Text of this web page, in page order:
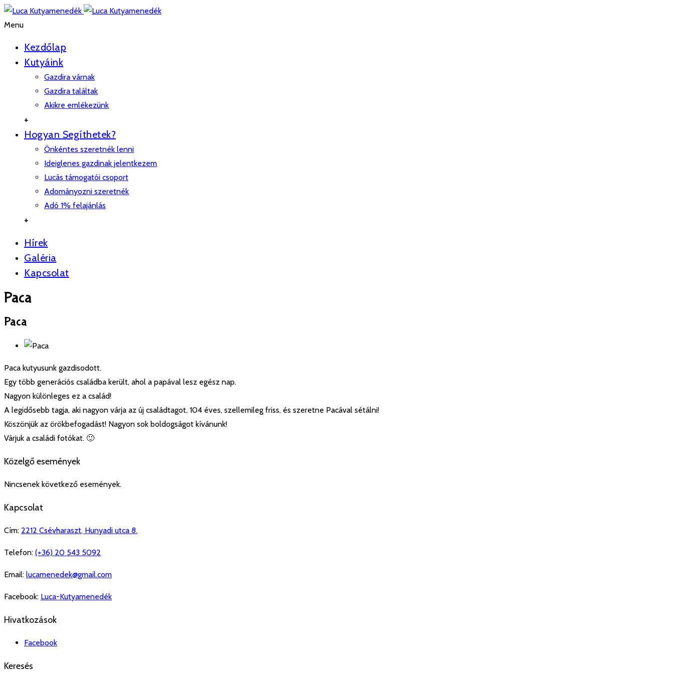
Menu
Kezdőlap
Kutyáink
Gazdira várnak
Gazdira találtak
Akikre emlékezünk
+
Hogyan Segíthetek?
Önkéntes szeretnék lenni
Ideiglenes gazdinak jelentkezem
Lucás támogatói csoport
Adományozni szeretnék
Adó 1% felajánlás
+
Hírek
Galéria
Kapcsolat
Paca
Paca
Paca kutyusunk gazdisodott.
Egy több generációs családba került, ahol a papával lesz egész nap.
Nagyon különleges ez a család!
A legidősebb tagja, aki nagyon várja az új családtagot, 104 éves, szellemileg friss, és szeretne Pacával sétálni!
Köszönjük az örökbefogadást! Nagyon sok boldogságot kívánunk!
Várjuk a családi fotókat. 🙂
Közelgő események
Nincsenek következő események.
Kapcsolat
Cím: 2212 Csévharaszt, Hunyadi utca 8.
Telefon: (+36) 20 543 5092
Email: lucamenedek@gmail.com
Facebook: Luca-Kutyamenedék
Hivatkozások
Facebook
Keresés